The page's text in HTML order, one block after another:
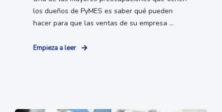
los dueños de PyMES es saber qué pueden
hacer para que las ventas de su empresa ...
Empieza a leer